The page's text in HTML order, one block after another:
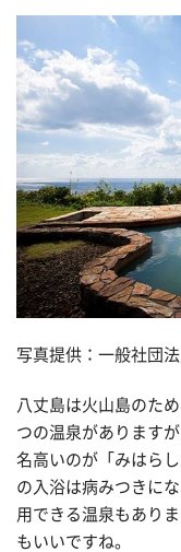
写真提供：一般社団
八丈島は火山島のた
つの温泉があります
名高いのが「みはら
の入浴は病みつきに
用できる温泉もあり
もいいですね。